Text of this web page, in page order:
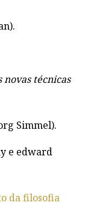
técnicas
Simmel).
e edward
da filosofia